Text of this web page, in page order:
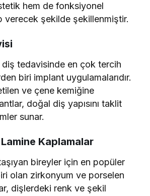
hem de fonksiyonel
verecek şekilde şekillenmiştir.
diş tedavisinde en çok tercih
biri implant uygulamalarıdır.
ve çene kemiğine
doğal diş yapısını taklit
sunar.
Kaplamalar
bireyler için en popüler
olan zirkonyum ve porselen
dişlerdeki renk ve şekil